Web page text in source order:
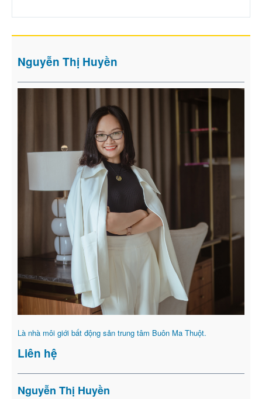
Nguyễn Thị Huyền
Là nhà môi giới bất động sản trung tâm Buôn Ma Thuột.
Liên hệ
Nguyễn Thị Huyền